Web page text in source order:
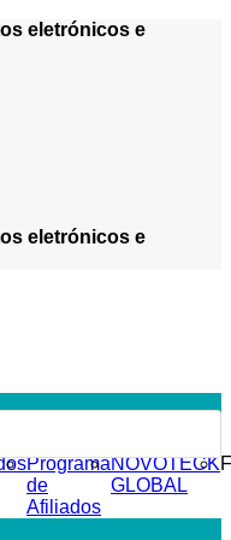
eletrónicos e
eletrónicos e
Programa
de
Afiliados
NOVOTECK
GLOBAL